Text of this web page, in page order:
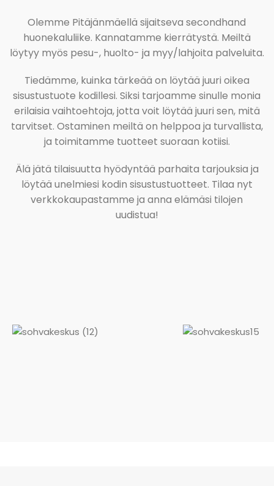
Olemme Pitäjänmäellä sijaitseva secondhand
huonekaluliike. Kannatamme kierrätystä. Meiltä
löytyy myös pesu-, huolto- ja myy/lahjoita palveluita.
Tiedämme, kuinka tärkeää on löytää juuri oikea
sisustustuote kodillesi. Siksi tarjoamme sinulle monia
erilaisia vaihtoehtoja, jotta voit löytää juuri sen, mitä
tarvitset. Ostaminen meiltä on helppoa ja turvallista,
ja toimitamme tuotteet suoraan kotiisi.
Älä jätä tilaisuutta hyödyntää parhaita tarjouksia ja
löytää unelmiesi kodin sisustustuotteet. Tilaa nyt
verkkokaupastamme ja anna elämäsi tilojen
uudistua!